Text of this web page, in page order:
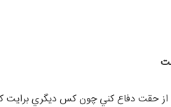
حقت دفاع كني چون كس ديگري برايت